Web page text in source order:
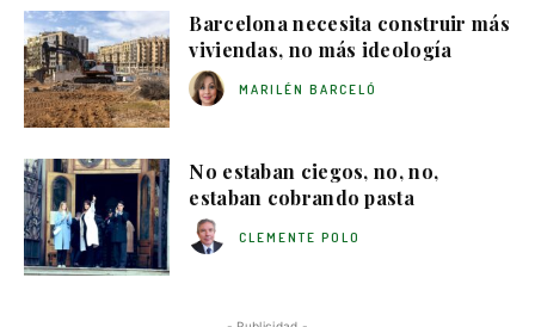
Barcelona necesita construir más
viviendas, no más ideología
MARILÉN BARCELÓ
No estaban ciegos, no, no,
estaban cobrando pasta
CLEMENTE POLO